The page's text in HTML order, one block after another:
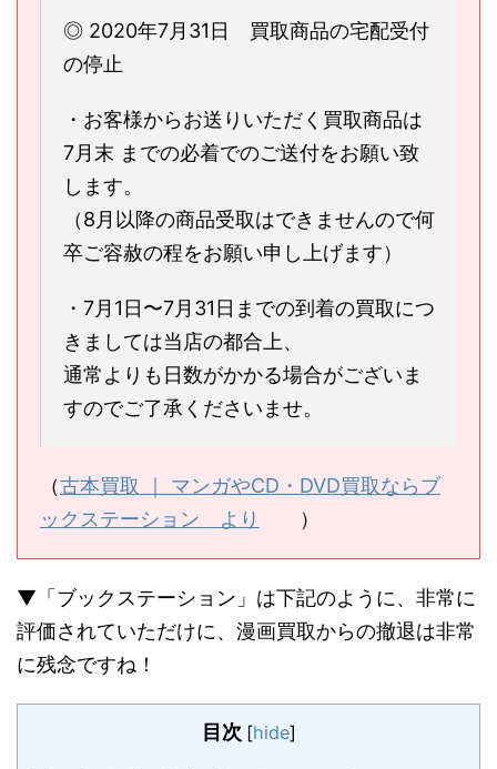
◎ 2020年7月31日 買取商品の宅配受付
の停止
・お客様からお送りいただく買取商品は
7月末 までの必着でのご送付をお願い致
します。
（8月以降の商品受取はできませんので何
卒ご容赦の程をお願い申し上げます）
・7月1日〜7月31日までの到着の買取につ
きましては当店の都合上、
通常よりも日数がかかる場合がございま
すのでご了承くださいませ。
（古本買取 ｜ マンガやCD・DVD買取ならブ
ックステーション より
）
▼「ブックステーション」は下記のように、非常に
評価されていただけに、漫画買取からの撤退は非常
に残念ですね！
目次 [hide]